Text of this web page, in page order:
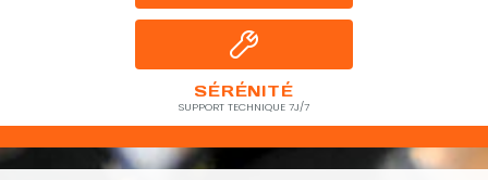
SÉRÉNITÉ
SUPPORT TECHNIQUE 7J/7